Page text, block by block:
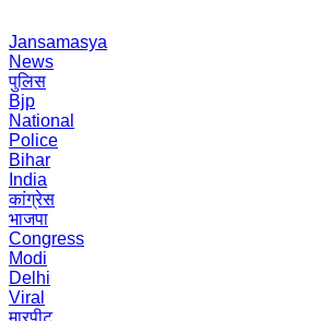
Jansamasya
News
पुलिस
Bjp
National
Police
Bihar
India
कांग्रेस
भाजपा
Congress
Modi
Delhi
Viral
मारपीट